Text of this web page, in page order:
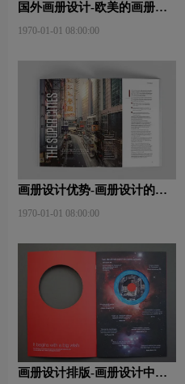
国外画册设计-欧美的画册应
1970-01-01 08:00:00
画册设计优势-画册设计的几
1970-01-01 08:00:00
画册设计排版-画册设计中图